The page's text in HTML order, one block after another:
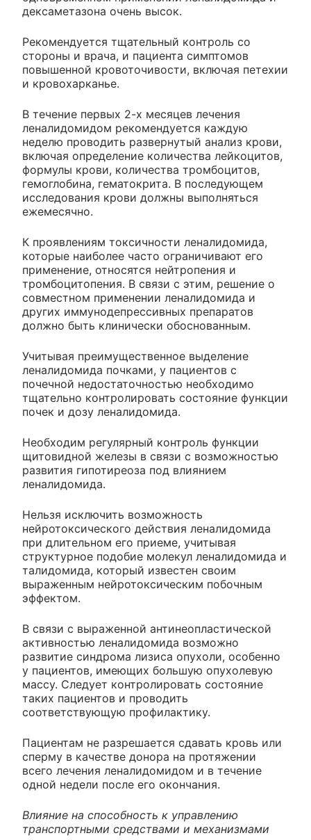
дексаметазона очень высок.
Рекомендуется тщательный контроль со
стороны и врача, и пациента симптомов
повышенной кровоточивости, включая петехии
и кровохарканье.
В течение первых 2-х месяцев лечения
леналидомидом рекомендуется каждую
неделю проводить развернутый анализ крови,
включая определение количества лейкоцитов,
формулы крови, количества тромбоцитов,
гемоглобина, гематокрита. В последующем
исследования крови должны выполняться
ежемесячно.
К проявлениям токсичности леналидомида,
которые наиболее часто ограничивают его
применение, относятся нейтропения и
тромбоцитопения. В связи с этим, решение о
совместном применении леналидомида и
других иммунодепрессивных препаратов
должно быть клинически обоснованным.
Учитывая преимущественное выделение
леналидомида почками, у пациентов с
почечной недостаточностью необходимо
тщательно контролировать состояние функции
почек и дозу леналидомида.
Необходим регулярный контроль функции
щитовидной железы в связи с возможностью
развития гипотиреоза под влиянием
леналидомида.
Нельзя исключить возможность
нейротоксического действия леналидомида
при длительном его приеме, учитывая
структурное подобие молекул леналидомида и
талидомида, который известен своим
выраженным нейротоксическим побочным
эффектом.
В связи с выраженной антинеопластической
активностью леналидомида возможно
развитие синдрома лизиса опухоли, особенно
у пациентов, имеющих большую опухолевую
массу. Следует контролировать состояние
таких пациентов и проводить
соответствующую профилактику.
Пациентам не разрешается сдавать кровь или
сперму в качестве донора на протяжении
всего лечения леналидомидом и в течение
одной недели после его окончания.
Влияние на способность к управлению
транспортными средствами и механизмами